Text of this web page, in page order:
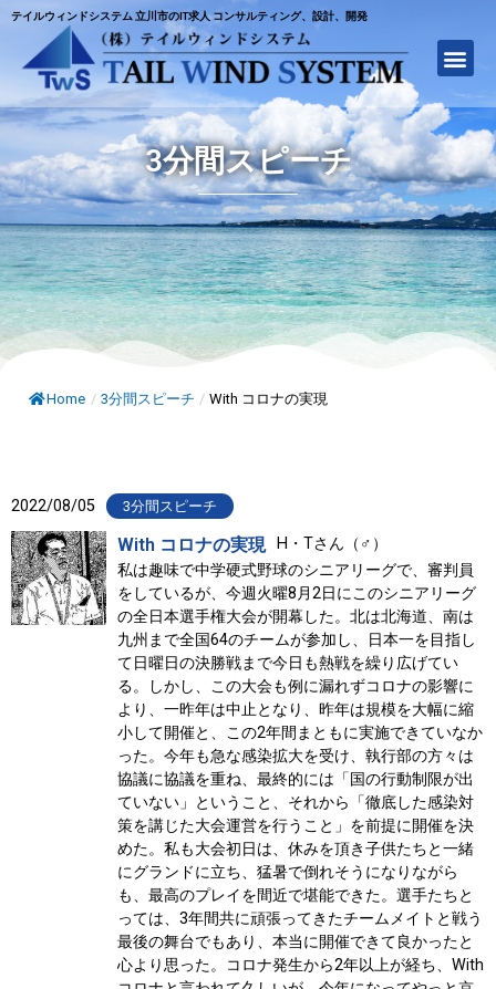
テイルウィンドシステム 立川市のIT求人 コンサルティング、設計、開発
3分間スピーチ
Home / 3分間スピーチ / With コロナの実現
2022/08/05 3分間スピーチ
With コロナの実現
H・Tさん（♂）
私は趣味で中学硬式野球のシニアリーグで、審判員
をしているが、今週火曜8月2日にこのシニアリーグ
の全日本選手権大会が開幕した。北は北海道、南は
九州まで全国64のチームが参加し、日本一を目指し
て日曜日の決勝戦まで今日も熱戦を繰り広げてい
る。しかし、この大会も例に漏れずコロナの影響に
より、一昨年は中止となり、昨年は規模を大幅に縮
小して開催と、この2年間まともに実施できていなか
った。今年も急な感染拡大を受け、執行部の方々は
協議に協議を重ね、最終的には「国の行動制限が出
ていない」ということ、それから「徹底した感染対
策を講じた大会運営を行うこと」を前提に開催を決
めた。私も大会初日は、休みを頂き子供たちと一緒
にグランドに立ち、猛暑で倒れそうになりながら
も、最高のプレイを間近で堪能できた。選手たちと
っては、3年間共に頑張ってきたチームメイトと戦う
最後の舞台でもあり、本当に開催できて良かったと
心より思った。コロナ発生から2年以上が経ち、With